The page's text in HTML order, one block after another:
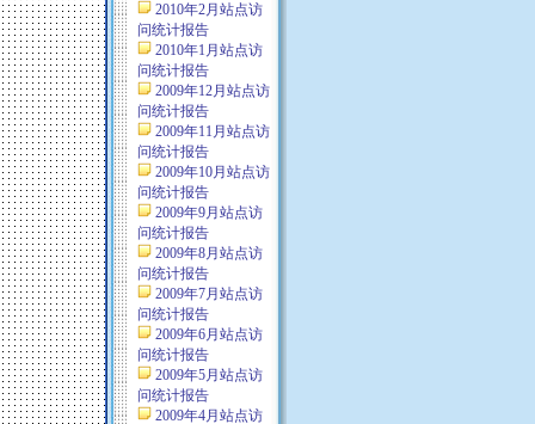
2010年2月站点访
问统计报告
2010年1月站点访
问统计报告
2009年12月站点访
问统计报告
2009年11月站点访
问统计报告
2009年10月站点访
问统计报告
2009年9月站点访
问统计报告
2009年8月站点访
问统计报告
2009年7月站点访
问统计报告
2009年6月站点访
问统计报告
2009年5月站点访
问统计报告
2009年4月站点访